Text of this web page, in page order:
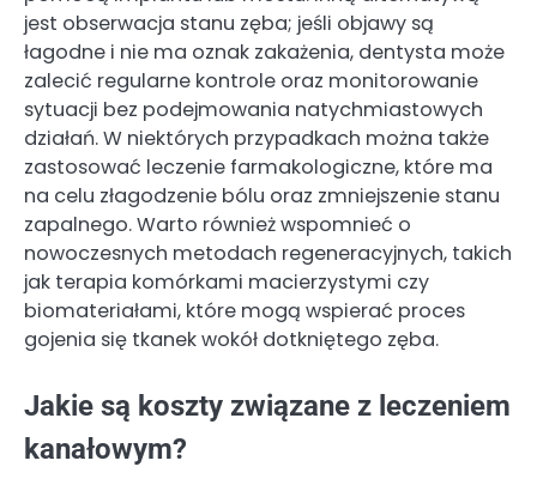
jest obserwacja stanu zęba; jeśli objawy są
łagodne i nie ma oznak zakażenia, dentysta może
zalecić regularne kontrole oraz monitorowanie
sytuacji bez podejmowania natychmiastowych
działań. W niektórych przypadkach można także
zastosować leczenie farmakologiczne, które ma
na celu złagodzenie bólu oraz zmniejszenie stanu
zapalnego. Warto również wspomnieć o
nowoczesnych metodach regeneracyjnych, takich
jak terapia komórkami macierzystymi czy
biomateriałami, które mogą wspierać proces
gojenia się tkanek wokół dotkniętego zęba.
Jakie są koszty związane z leczeniem
kanałowym?